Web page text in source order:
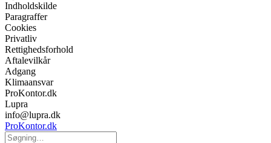
Indholdskilde
Paragraffer
Cookies
Privatliv
Rettighedsforhold
Aftalevilkår
Adgang
Klimaansvar
ProKontor.dk
Lupra
info@lupra.dk
ProKontor.dk